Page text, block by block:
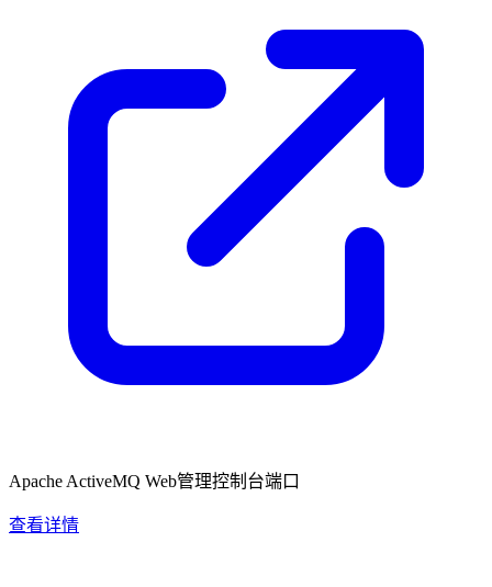
Apache ActiveMQ Web管理控制台端口
查看详情